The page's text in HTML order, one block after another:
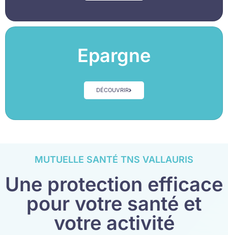
Epargne
DÉCOUVRIR
MUTUELLE SANTÉ TNS VALLAURIS
Une protection efficace
pour votre santé et
votre activité